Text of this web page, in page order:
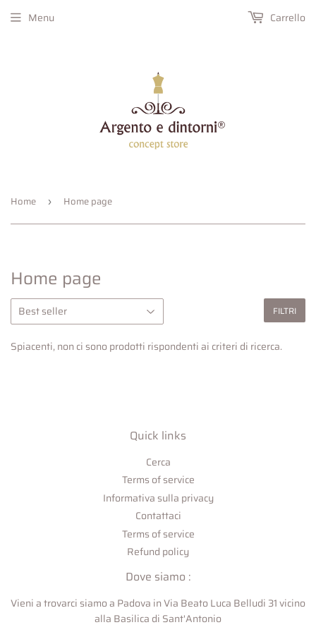
Menu Carrello
Home › Home page
Home page
FILTRI
Spiacenti, non ci sono prodotti rispondenti ai criteri di ricerca.
Quick links
Cerca
Terms of service
Informativa sulla privacy
Contattaci
Terms of service
Refund policy
Dove siamo :
Vieni a trovarci siamo a Padova in Via Beato Luca Belludi 31 vicino
alla Basilica di Sant'Antonio